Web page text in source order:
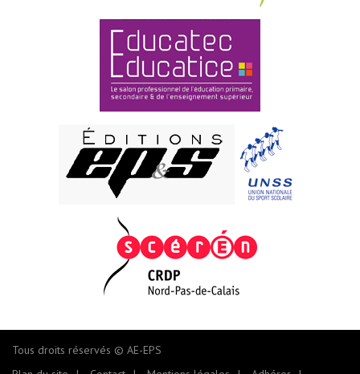
Tous droits réservés © AE-EPS